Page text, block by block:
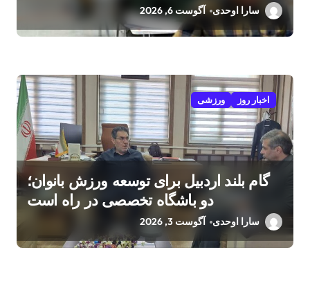
سارا اوحدی آگوست 6, 2026
اخبار روز ورزشی
گام بلند اردبیل برای توسعه ورزش بانوان؛
دو باشگاه تخصصی در راه است
سارا اوحدی آگوست 3, 2026